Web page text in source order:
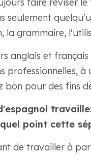
seulement
la grammaire,
anglais et
professionnelles,
bon pour des fins
point cette
de travailler à